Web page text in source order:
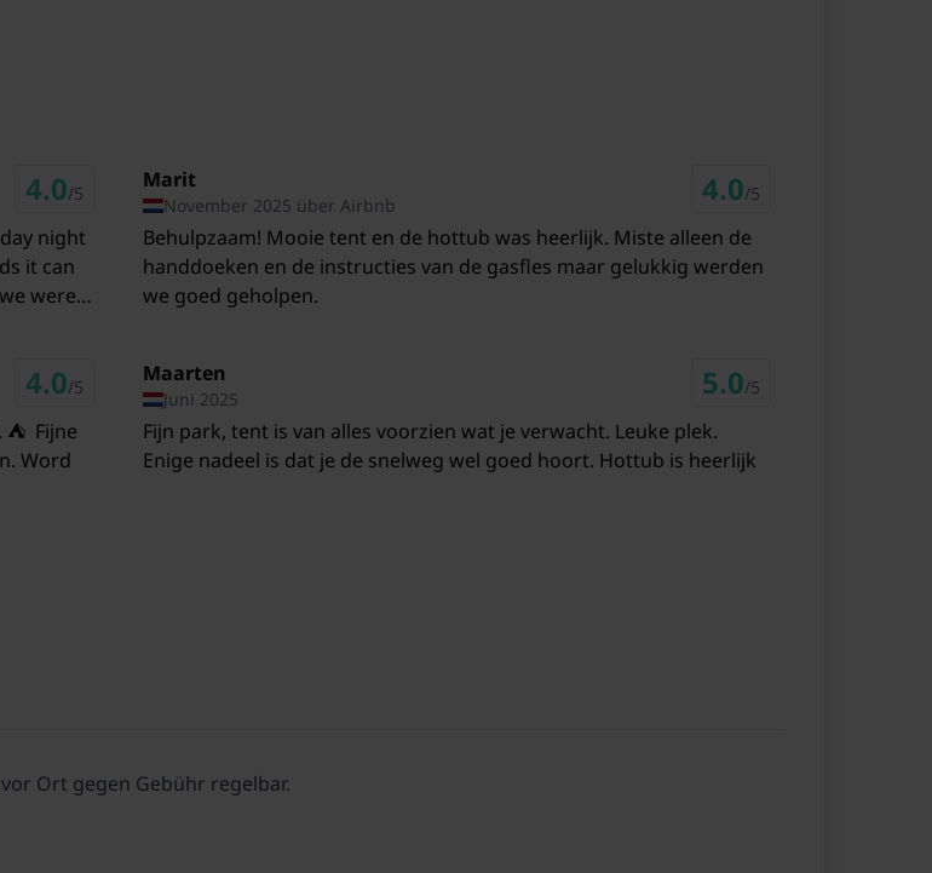
4.0/5
night
it can
were
-
We
Marit
November 2025 über Airbnb 4.0/5
Behulpzaam! Mooie tent en de hottub was heerlijk. Miste alleen de
handdoeken en de instructies van de gasfles maar gelukkig werden
we goed geholpen.
4.0/5
Fijne
Word
Maarten
Juni 2025 5.0/5
Fijn park, tent is van alles voorzien wat je verwacht. Leuke plek.
Enige nadeel is dat je de snelweg wel goed hoort. Hottub is heerlijk
Ort gegen Gebühr regelbar.